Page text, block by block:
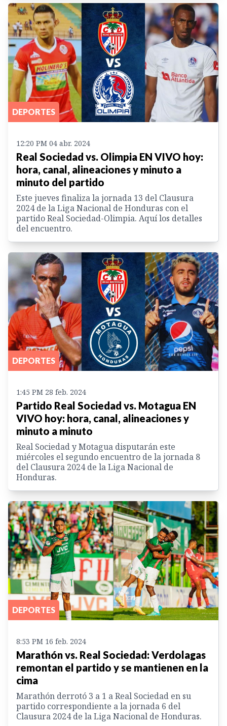
DEPORTES
12:20 PM 04 abr. 2024
Real Sociedad vs. Olimpia EN VIVO hoy:
hora, canal, alineaciones y minuto a
minuto del partido
Este jueves finaliza la jornada 13 del Clausura
2024 de la Liga Nacional de Honduras con el
partido Real Sociedad-Olimpia. Aquí los detalles
del encuentro.
DEPORTES
1:45 PM 28 feb. 2024
Partido Real Sociedad vs. Motagua EN
VIVO hoy: hora, canal, alineaciones y
minuto a minuto
Real Sociedad y Motagua disputarán este
miércoles el segundo encuentro de la jornada 8
del Clausura 2024 de la Liga Nacional de
Honduras.
DEPORTES
8:53 PM 16 feb. 2024
Marathón vs. Real Sociedad: Verdolagas
remontan el partido y se mantienen en la
cima
Marathón derrotó 3 a 1 a Real Sociedad en su
partido correspondiente a la jornada 6 del
Clausura 2024 de la Liga Nacional de Honduras.